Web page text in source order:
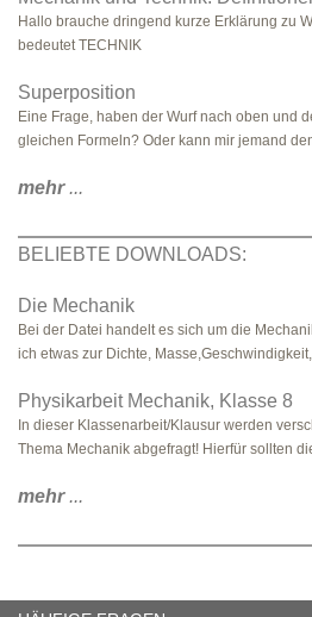
Hallo brauche dringend kurze Erklärung zu
bedeutet TECHNIK
Superposition
Eine Frage, haben der Wurf nach oben und
gleichen Formeln? Oder kann mir jemand
mehr...
BELIEBTE DOWNLOADS:
Die Mechanik
Bei der Datei handelt es sich um die
ich etwas zur Dichte,
Physikarbeit Mechanik, Klasse 8
In dieser Klassenarbeit/Klausur werden
Thema Mechanik abgefragt! Hierfür sollten
mehr...